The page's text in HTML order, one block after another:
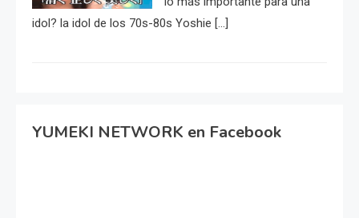
idol? la idol de los 70s-80s Yoshie […]
YUMEKI NETWORK en Facebook